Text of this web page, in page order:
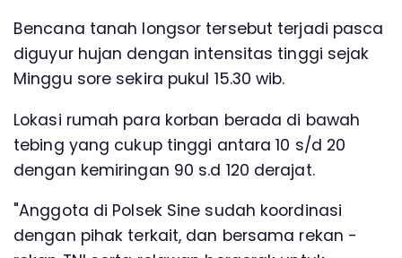
Bencana tanah longsor tersebut terjadi pasca
diguyur hujan dengan intensitas tinggi sejak
Minggu sore sekira pukul 15.30 wib.
Lokasi rumah para korban berada di bawah
tebing yang cukup tinggi antara 10 s/d 20
dengan kemiringan 90 s.d 120 derajat.
"Anggota di Polsek Sine sudah koordinasi
dengan pihak terkait, dan bersama rekan -